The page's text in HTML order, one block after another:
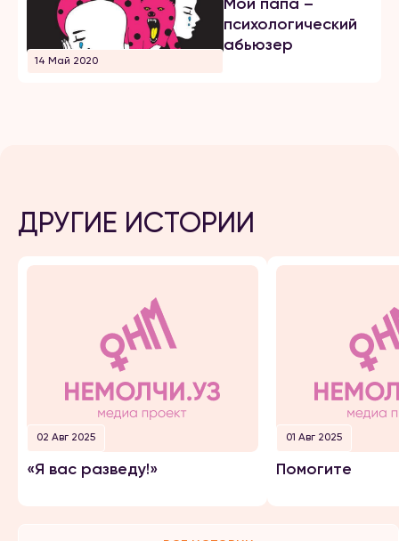
14 Май 2020
психологический
абьюзер
ДРУГИЕ ИСТОРИИ
02 Авг 2025
«Я вас разведу!»
01 Авг 2025
Помогите